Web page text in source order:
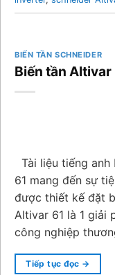
BIẾN TẦN SCHNEIDER
Biến tần Altivar
Tài liệu tiếng
61 mang đến sự
được thiết kế đặt
Altivar 61 là 1 giải
công nghiệp
Tiếp tục đọc →